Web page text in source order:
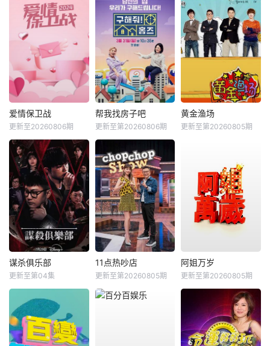
爱情保卫战
更新至20260806期
帮我找房子吧
更新至第20260806期
黄金渔场
更新至第20260805期
谋杀俱乐部
更新至第04集
11点热吵店
更新至第20260805期
阿姐万岁
更新至第20260805期